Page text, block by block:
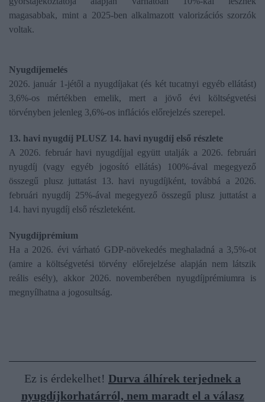
magasabbak, mint a 2025-ben alkalmazott valorizációs szorzók
voltak.
Nyugdíjemelés
2026. január 1-jétől a nyugdíjakat (és két tucatnyi egyéb ellátást)
3,6%-os mértékben emelik, mert a jövő évi költségvetési
törvényben jelenleg 3,6%-os inflációs előrejelzés szerepel.
13. havi nyugdíj PLUSZ 14. havi nyugdíj első részlete
A 2026. február havi nyugdíjjal együtt utalják a 2026. februári
nyugdíj (vagy egyéb jogosító ellátás) 100%-ával megegyező
összegű plusz juttatást 13. havi nyugdíjként, továbbá a 2026.
februári nyugdíj 25%-ával megegyező összegű plusz juttatást a
14. havi nyugdíj első részleteként.
Nyugdíjprémium
Ha a 2026. évi várható GDP-növekedés meghaladná a 3,5%-ot
(amire a költségvetési törvény előrejelzése alapján nem látszik
reális esély), akkor 2026. novemberében nyugdíjprémiumra is
megnyílhatna a jogosultság.
Ez is érdekelhet! Durva álhírek terjednek a
nyugdíjkorhatárról, nem maradt el a válasz